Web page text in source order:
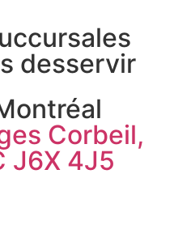
desservir
Corbeil,
J6X 4J5